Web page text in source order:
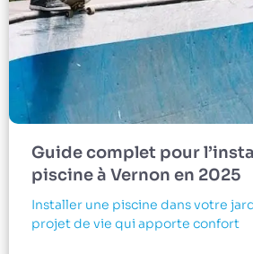
Guide complet pour
piscine à Vernon en 2025
Installer une piscine dans votre
projet de vie qui apporte confort